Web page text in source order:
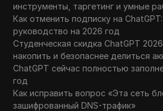
инструменты, таргетинг и умные
Как отменить подписку на
руководство на 2026 год
Студенческая скидка ChatGPT
накопить и безопаснее делиться
ChatGPT сейчас полностью
год
Как исправить вопрос «Эта сеть
зашифрованный DNS-трафик»